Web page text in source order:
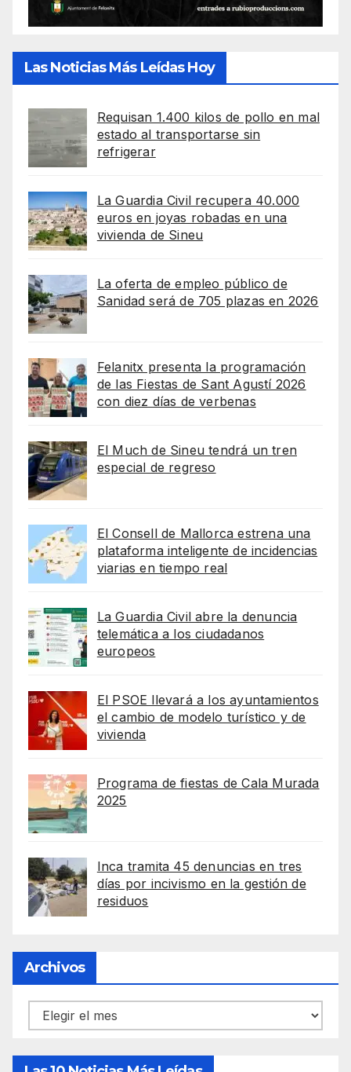
Las Noticias Más Leídas Hoy
Requisan 1.400 kilos de pollo en mal
estado al transportarse sin
refrigerar
La Guardia Civil recupera 40.000
euros en joyas robadas en una
vivienda de Sineu
La oferta de empleo público de
Sanidad será de 705 plazas en 2026
Felanitx presenta la programación
de las Fiestas de Sant Agustí 2026
con diez días de verbenas
El Much de Sineu tendrá un tren
especial de regreso
El Consell de Mallorca estrena una
plataforma inteligente de incidencias
viarias en tiempo real
La Guardia Civil abre la denuncia
telemática a los ciudadanos
europeos
El PSOE llevará a los ayuntamientos
el cambio de modelo turístico y de
vivienda
Programa de fiestas de Cala Murada
2025
Inca tramita 45 denuncias en tres
días por incivismo en la gestión de
residuos
Archivos
Archivos